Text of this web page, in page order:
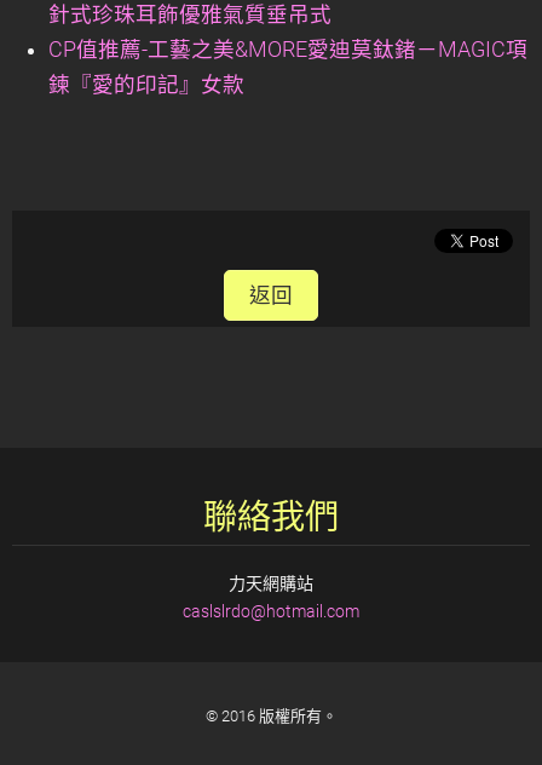
針式珍珠耳飾優雅氣質垂吊式
CP值推薦-工藝之美&MORE愛迪莫鈦鍺－MAGIC項
鍊『愛的印記』女款
返回
聯絡我們
力天網購站
caslslrdo@hotmai l.com
© 2016 版權所有。